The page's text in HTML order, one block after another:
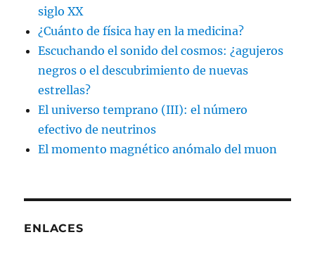
siglo XX
¿Cuánto de física hay en la medicina?
Escuchando el sonido del cosmos: ¿agujeros
negros o el descubrimiento de nuevas
estrellas?
El universo temprano (III): el número
efectivo de neutrinos
El momento magnético anómalo del muon
ENLACES